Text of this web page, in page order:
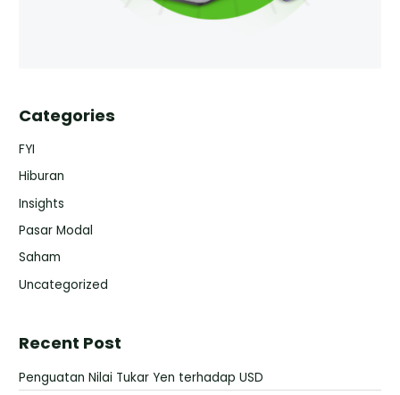
Categories
FYI
Hiburan
Insights
Pasar Modal
Saham
Uncategorized
Recent Post
Penguatan Nilai Tukar Yen terhadap USD